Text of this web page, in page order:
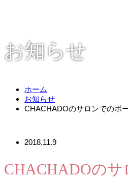
お知らせ
ホーム
お知らせ
CHACHADOのサロンでのポ
2018.11.9
CHACHADOの